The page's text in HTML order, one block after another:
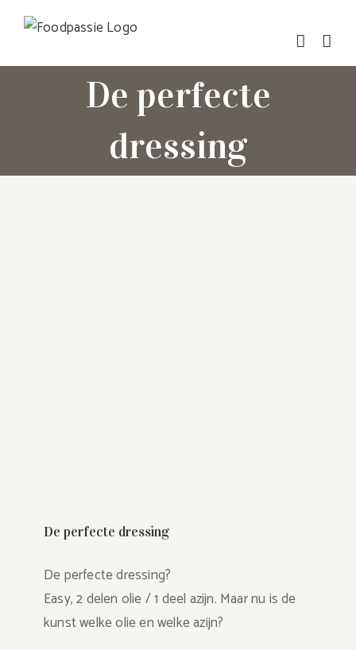
De perfecte
dressing
De perfecte dressing
De perfecte dressing?
Easy, 2 delen olie / 1 deel azijn. Maar nu is de
kunst welke olie en welke azijn?